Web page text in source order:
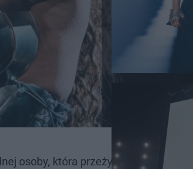
osoby, która przeżywała sukces Alicji